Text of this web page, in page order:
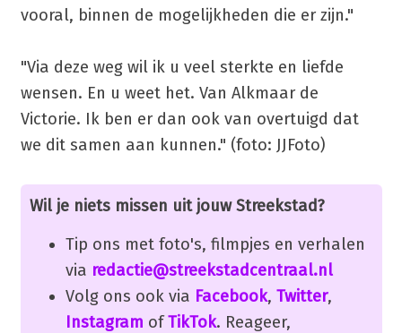
vooral, binnen de mogelijkheden die er zijn."
"Via deze weg wil ik u veel sterkte en liefde
wensen. En u weet het. Van Alkmaar de
Victorie. Ik ben er dan ook van overtuigd dat
we dit samen aan kunnen." (foto: JJFoto)
Wil je niets missen uit jouw Streekstad?
Tip ons met foto's, filmpjes en verhalen
via redactie@streekstadcentraal.nl
Volg ons ook via Facebook, Twitter,
Instagram ofTikTok. Reageer,